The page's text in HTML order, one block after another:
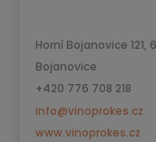
Horní Bojanovice 121,
Bojanovice
+420 776 708 218
info@vinoprokes.cz
www.vinoprokes.cz